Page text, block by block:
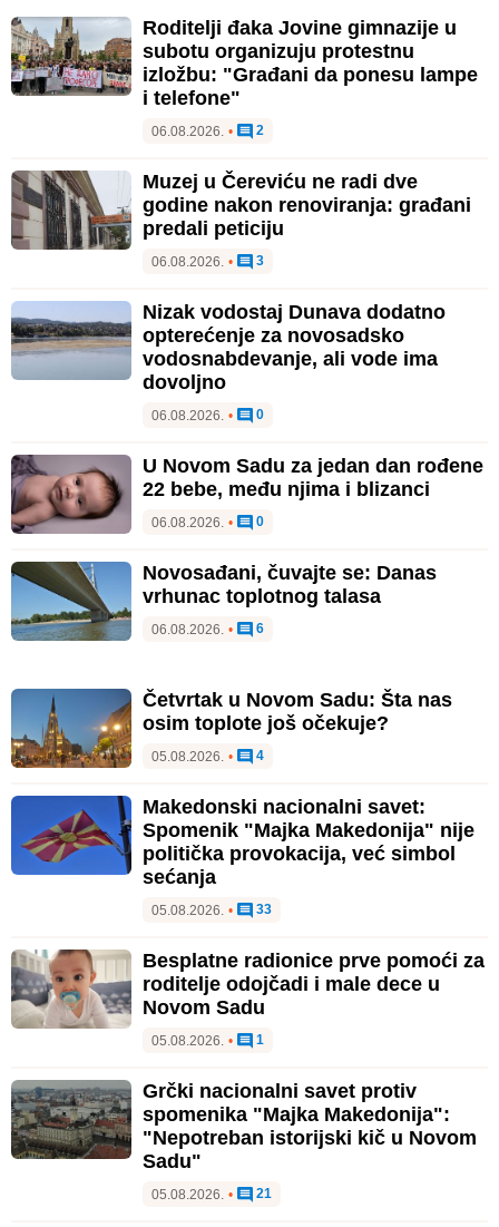
Roditelji đaka Jovine gimnazije u
subotu organizuju protestnu
izložbu: "Građani da ponesu lampe
i telefone"
06.08.2026. • 2
Muzej u Čereviću ne radi dve
godine nakon renoviranja: građani
predali peticiju
06.08.2026. • 3
Nizak vodostaj Dunava dodatno
opterećenje za novosadsko
vodosnabdevanje, ali vode ima
dovoljno
06.08.2026. • 0
U Novom Sadu za jedan dan rođene
22 bebe, među njima i blizanci
06.08.2026. • 0
Novosađani, čuvajte se: Danas
vrhunac toplotnog talasa
06.08.2026. • 6
Četvrtak u Novom Sadu: Šta nas
osim toplote još očekuje?
05.08.2026. • 4
Makedonski nacionalni savet:
Spomenik "Majka Makedonija" nije
politička provokacija, već simbol
sećanja
05.08.2026. • 33
Besplatne radionice prve pomoći za
roditelje odojčadi i male dece u
Novom Sadu
05.08.2026. • 1
Grčki nacionalni savet protiv
spomenika "Majka Makedonija":
"Nepotreban istorijski kič u Novom
Sadu"
05.08.2026. • 21